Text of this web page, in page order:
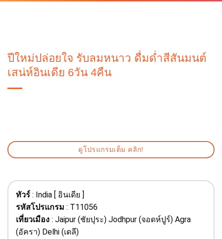
ปีใหม่ปล่อยใจ รับลมหนาว ดื่มด่ำสีสันมนต์
เสน่ห์อินเดีย 6วัน 4คืน
ดูโปรแกรมเต็ม คลิก!
ทัวร์ : India [ อินเดีย ]
รหัสโปรแกรม : T11056
เที่ยวเมือง : Jaipur (ชัยปุระ) Jodhpur (จอดห์ปูร์) Agra
(อัครา) Delhi (เดลี)